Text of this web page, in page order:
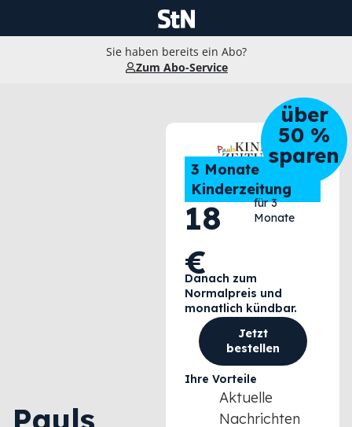
Sie haben bereits ein Abo?
Zum Abo-Service
über
50 %
sparen
3 Monate
Kinderzeitung
18
€
für 3
Monate
Danach zum
Normalpreis und
monatlich kündbar.
Jetzt
bestellen
Ihre Vorteile
Aktuelle
Nachrichten